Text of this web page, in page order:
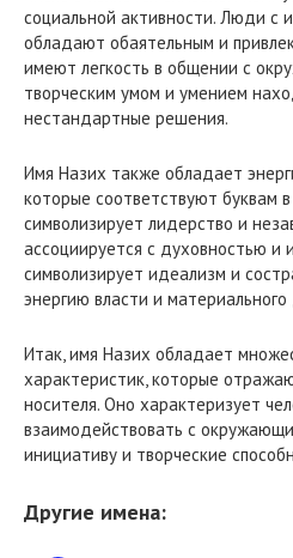
социальной активности. Люди с
обладают обаятельным и
имеют легкость в общении с
творческим умом и умением
нестандартные решения.
Имя Назих также обладает
которые соответствуют буквам
символизирует лидерство и
ассоциируется с духовностью и
символизирует идеализм и
энергию власти и материального
Итак, имя Назих обладает
характеристик, которые
носителя. Оно характеризует
взаимодействовать с
инициативу и творческие
Другие имена: